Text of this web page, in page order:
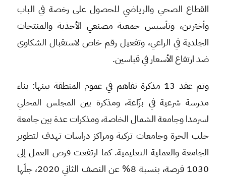
القطاع الصحي والرياضي للحصول على رخصة في الباب
وأخترين، وتأسيس جمعية مصنعي الأحذية والمنتجات
الجلدية في الراعي، وتفعيل رقم خاص لاستقبال الشكاوى
ضد ارتفاع الأسعار في قباسين.
وتم عقد 13 مذكرة تفاهم في عموم المنطقة بينها: بناء
مدرسة شرعية في بزّاعة، ومذكرة بين المجلس المحلي
لسرمدا وجامعة الشمال الخاصة، ومذكرات عدة بين جامعة
حلب الحرة وجامعات تركية ومراكز دراسات تهدف لتطوير
الجامعة والعملية التعليمية. كما ارتفعت فرص العمل إلى
1030 فرصة، بنسبة 8% عن النصف الثاني 2020، جلّها